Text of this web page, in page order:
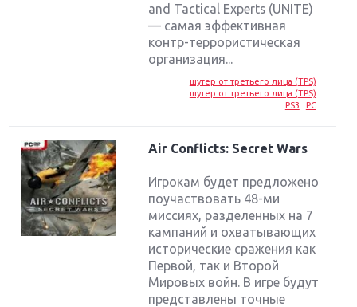
and Tactical Experts (UNITE)
— самая эффективная
контр-террористическая
организация...
шутер от третьего лица (TPS)
шутер от третьего лица (TPS)
PS3
PC
Air Conflicts: Secret Wars
Игрокам будет предложено
поучаствовать 48-ми
миссиях, разделенных на 7
кампаний и охватывающих
исторические сражения как
Первой, так и Второй
Мировых войн. В игре будут
представлены точные